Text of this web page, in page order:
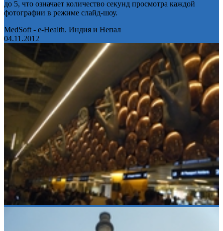
до 5, что означает количество секунд просмотра каждой
фотографии в режиме слайд-шоу.
MedSoft - e-Health. Индия и Непал
04.11.2012